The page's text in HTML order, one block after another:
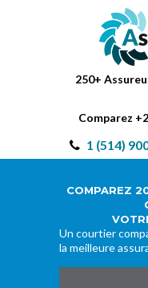
250+
Comparez
1 (514)
COMPAREZ
Un courtier
la meilleure